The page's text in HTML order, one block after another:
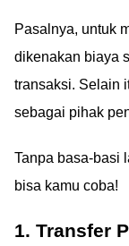
Pasalnya, untuk
dikenakan biaya
transaksi. Selain
sebagai pihak
Tanpa basa-basi
bisa kamu coba!
1. Transfer